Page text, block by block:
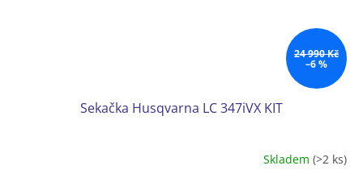
24 990 Kč
–6 %
Sekačka Husqvarna LC 347iVX KIT
Skladem (>2 ks)